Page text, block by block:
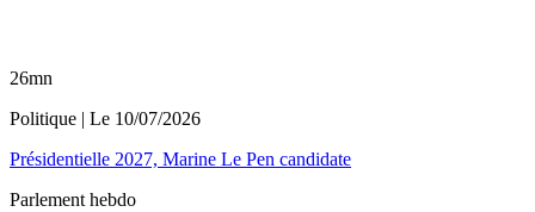
26mn
Politique | Le 10/07/2026
Présidentielle 2027, Marine Le Pen candidate
Parlement hebdo